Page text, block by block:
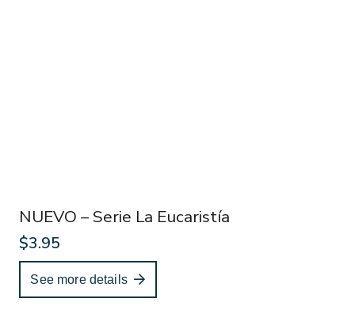
NUEVO – Serie La Eucaristía
$3.95
See more details